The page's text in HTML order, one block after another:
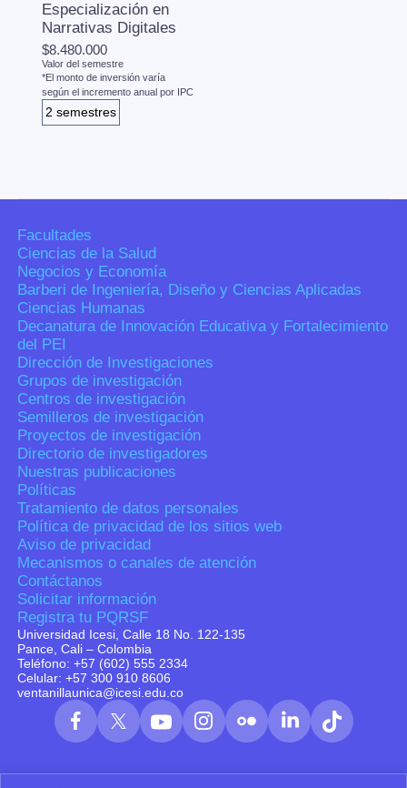
Especialización en
Narrativas Digitales
$8.480.000
Valor del semestre
*El monto de inversión varía
según el incremento anual por IPC
2 semestres
Universidad Icesi, Calle 18 No. 122-135
Pance, Cali – Colombia
Teléfono: +57 (602) 555 2334
Celular: +57 300 910 8606
ventanillaunica@icesi.edu.co
Facultades
Ciencias de la Salud
Negocios y Economía
Barberi de Ingeniería, Diseño y Ciencias Aplicadas
Ciencias Humanas
Decanatura de Innovación Educativa y Fortalecimiento
del PEI
Dirección de Investigaciones
Grupos de investigación
Centros de investigación
Semilleros de investigación
Proyectos de investigación
Directorio de investigadores
Nuestras publicaciones
Políticas
Tratamiento de datos personales
Política de privacidad de los sitios web
Aviso de privacidad
Mecanismos o canales de atención
Contáctanos
Solicitar información
Registra tu PQRSF